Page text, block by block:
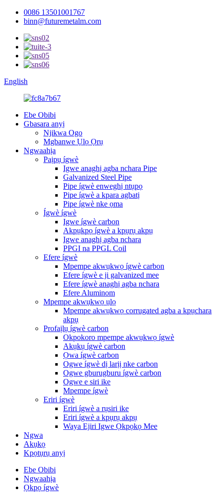
0086 13501001767
binn@futuremetalm.com
English
Ebe Obibi
Gbasara anyị
Njikwa Ogo
Mgbanwe Ụlọ Ọrụ
Ngwaahịa
Paịpụ ígwè
Igwe anaghị agba nchara Pipe
Galvanized Steel Pipe
Pipe ígwè enweghị ntụpọ
Pipe ígwè a kpara agbatị
Pipe ígwè nke ọma
Ígwè ígwè
Igwe ígwè carbon
Akpụkpọ ígwè a kpụrụ akpụ
Igwe anaghị agba nchara
PPGI na PPGL Coil
Efere ígwè
Mpempe akwụkwọ ígwè carbon
Efere ígwè e ji galvanized mee
Efere ígwè anaghị agba nchara
Efere Aluminom
Mpempe akwụkwọ ụlọ
Mpempe akwụkwọ corrugated agba a kpụchara
akpụ
Profaịlụ ígwè carbon
Okpokoro mpempe akwụkwọ ígwè
Akụkụ ígwè carbon
Ọwa ígwè carbon
Ogwe ígwè dị larịị nke carbon
Ogwe gburugburu ígwè carbon
Ogwe e siri ike
Mpempe ígwè
Eriri ígwè
Eriri ígwè a rụsiri ike
Eriri ígwè a kpụrụ akpụ
Waya Ejiri Igwe Ọkpọkọ Mee
Ngwa
Akụkọ
Kpọtụrụ anyị
Ebe Obibi
Ngwaahịa
Ọkpọ ígwè